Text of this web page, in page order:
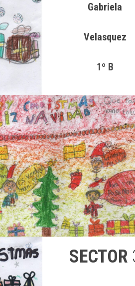
Gabriela
Velasquez
1º B
SECTOR